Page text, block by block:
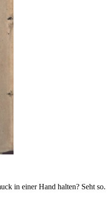
in einer Hand halten? Seht so.